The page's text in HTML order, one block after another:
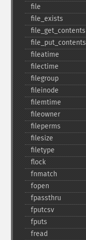
file
file_​exists
file_​get_​contents
file_​put_​contents
fileatime
filectime
filegroup
fileinode
filemtime
fileowner
fileperms
filesize
filetype
flock
fnmatch
fopen
fpassthru
fputcsv
fputs
fread